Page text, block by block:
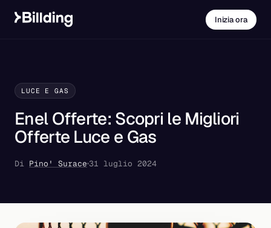
Inizia ora
LUCE E GAS
Enel Offerte: Scopri le Migliori
Offerte Luce e Gas
Di Pino' Surace 31 luglio 2024